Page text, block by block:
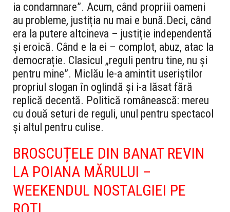
ia condamnare”. Acum, când propriii oameni
au probleme, justiția nu mai e bună.Deci, când
era la putere altcineva – justiție independentă
și eroică. Când e la ei – complot, abuz, atac la
democrație. Clasicul „reguli pentru tine, nu și
pentru mine”. Miclău le-a amintit useriștilor
propriul slogan în oglindă și i-a lăsat fără
replică decentă. Politică românească: mereu
cu două seturi de reguli, unul pentru spectacol
și altul pentru culise.
BROSCUȚELE DIN BANAT REVIN
LA POIANA MĂRULUI –
WEEKENDUL NOSTALGIEI PE